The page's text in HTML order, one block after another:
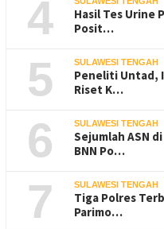
4
Hasil Tes Urine
Posit…
5 SULAWESI TENGAH
Peneliti Untad,
Riset K…
6 SULAWESI TENGAH
Sejumlah ASN
BNN Po…
7 SULAWESI TENGAH
Tiga Polres
Parimo…